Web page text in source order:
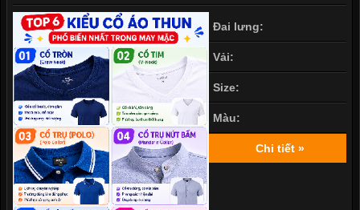
Đai lưng:
Vải:
Size:
Màu:
Chi tiết »